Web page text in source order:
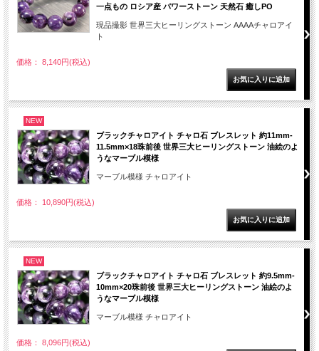
一点もの ロシア産 パワーストーン 天然石 癒しPO
現品撮影 世界三大ヒーリングストーン AAAAチャロアイ
ト
価格： 8,140円(税込)
NEW
ブラックチャロアイト チャロ石 ブレスレット 約11mm-
11.5mm×18珠前後 世界三大ヒーリングストーン 油絵のよ
うなマーブル模様
マーブル模様 チャロアイト
価格： 10,890円(税込)
NEW
ブラックチャロアイト チャロ石 ブレスレット 約9.5mm-
10mm×20珠前後 世界三大ヒーリングストーン 油絵のよ
うなマーブル模様
マーブル模様 チャロアイト
価格： 8,096円(税込)